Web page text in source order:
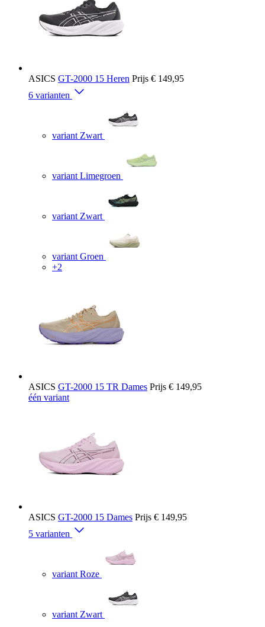
ASICS GT-2000 15 Heren Prijs € 149,95
6 varianten
variant Zwart
variant Limegroen
variant Zwart
variant Groen
+2
ASICS GT-2000 15 TR Dames Prijs € 149,95
één variant
ASICS GT-2000 15 Dames Prijs € 149,95
5 varianten
variant Roze
variant Zwart